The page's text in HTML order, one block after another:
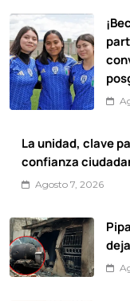
La unidad, clave
confianza
Agosto 7, 2026